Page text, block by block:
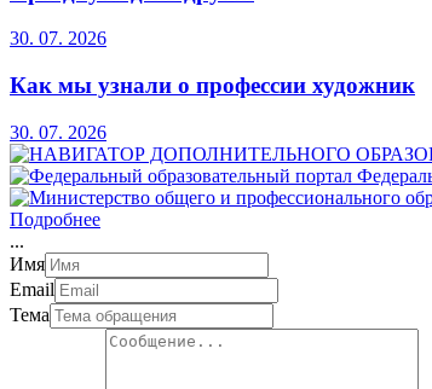
30. 07. 2026
Как мы узнали о профессии художник
30. 07. 2026
Подробнее
...
Имя
Email
Тема